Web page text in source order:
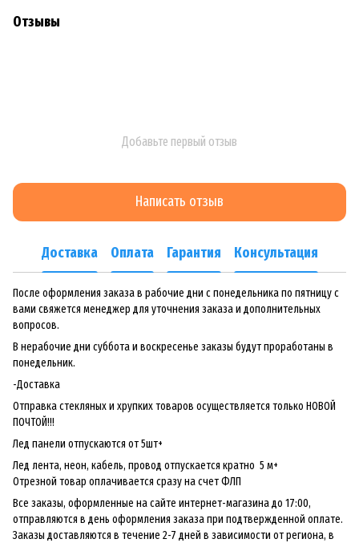
Отзывы
Добавьте первый отзыв
Написать отзыв
Доставка Оплата Гарантия Консультация
После оформления заказа в рабочие дни с понедельника по пятницу с
вами свяжется менеджер для уточнения заказа и дополнительных
вопросов.
В нерабочие дни суббота и воскресенье заказы будут проработаны в
понедельник.
-Доставка
Отправка стекляных и хрупких товаров осуществляется только НОВОЙ
ПОЧТОЙ!!!
Лед панели отпускаются от 5шт+
Лед лента, неон, кабель, провод отпускается кратно 5 м+
Отрезной товар оплачивается сразу на счет ФЛП
Все заказы, оформленные на сайте интернет-магазина до 17:00,
отправляются в день оформления заказа при подтвержденной оплате.
Заказы доставляются в течение 2-7 дней в зависимости от региона, в